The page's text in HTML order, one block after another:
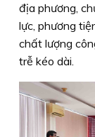
địa phương,
lực, phương
chất lượng
trễ kéo dài.